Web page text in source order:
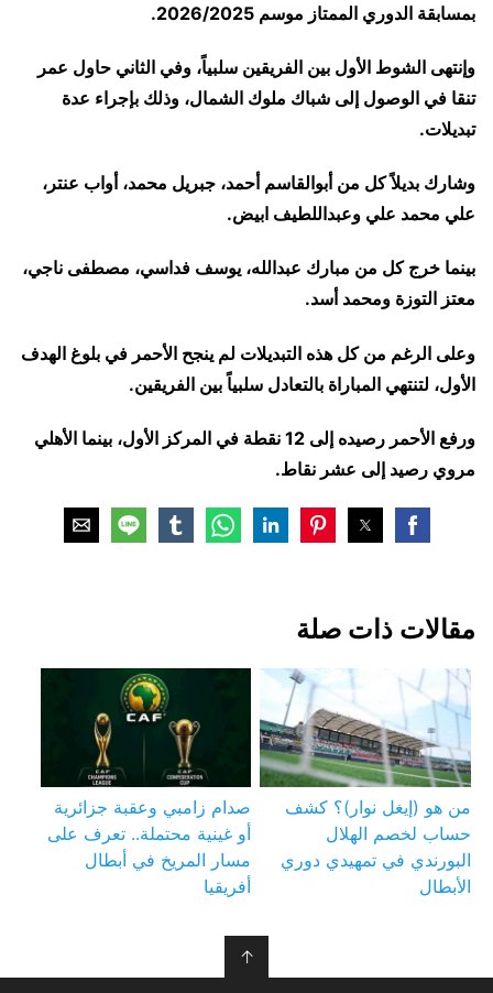
بمسابقة الدوري الممتاز موسم 2026/2025.
وإنتهى الشوط الأول بين الفريقين سلبياً، وفي الثاني حاول عمر
تنقا في الوصول إلى شباك ملوك الشمال، وذلك بإجراء عدة
تبديلات.
وشارك بديلاً كل من أبوالقاسم أحمد، جبريل محمد، أواب عنتر،
علي محمد علي وعبداللطيف ابيض.
بينما خرج كل من مبارك عبدالله، يوسف فداسي، مصطفى ناجي،
معتز التوزة ومحمد أسد.
وعلى الرغم من كل هذه التبديلات لم ينجح الأحمر في بلوغ الهدف
الأول، لتنتهي المباراة بالتعادل سلبياً بين الفريقين.
ورفع الأحمر رصيده إلى 12 نقطة في المركز الأول، بينما الأهلي
مروي رصيد إلى عشر نقاط.
مقالات ذات صلة
من هو (إيغل نوار)؟ كشف
حساب لخصم الهلال
البورندي في تمهيدي دوري
الأبطال
صدام زامبي وعقبة جزائرية
أو غينية محتملة.. تعرف على
مسار المريخ في أبطال
أفريقيا
↑